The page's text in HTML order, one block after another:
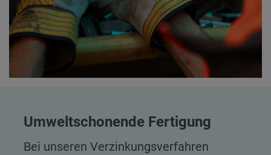
Umweltschonende Fertigung
Bei unseren Verzinkungsverfahren